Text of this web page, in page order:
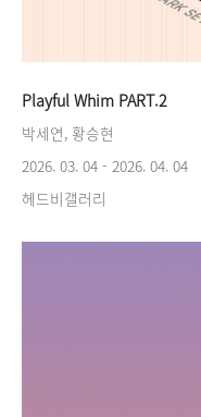
Playful Whim PART.2
박세연, 황승현
2026. 03. 04 - 2026. 04. 04
헤드비갤러리